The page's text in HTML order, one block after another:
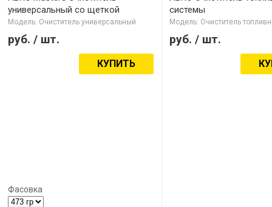
универсальный со щеткой
Модель: Очиститель универсальный
руб. / шт.
КУПИТЬ
системы
Модель: Очиститель
руб. / шт.
Фасовка